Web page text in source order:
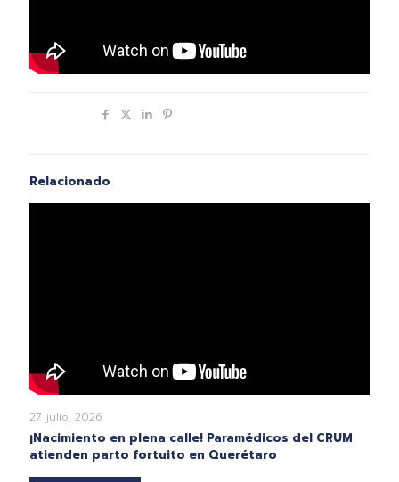
Relacionado
27 julio, 2026
¡Nacimiento en plena calle! Paramédicos del CRUM
atienden parto fortuito en Querétaro